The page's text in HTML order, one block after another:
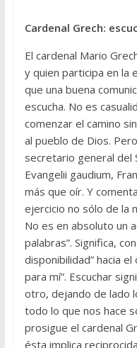
Cardenal Grech:
El cardenal Mario
y quien participa en la
que una buena
escucha. No es
comenzar el camino
al pueblo de Dios.
secretario general del
Evangelii gaudium,
más que oír. Y
ejercicio no sólo de la
No es en absoluto un
palabras”. Significa,
disponibilidad” hacia
para mí”. Escuchar
otro, dejando de lado
todo lo que nos hace
prosigue el cardenal
ésta implica